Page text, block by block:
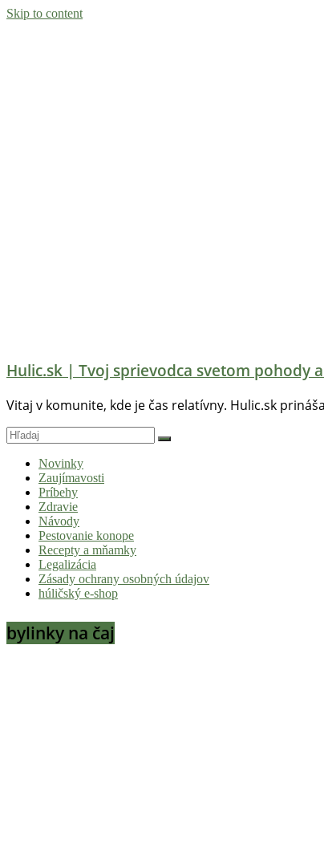
Skip to content
Hulic.sk | Tvoj sprievodca svetom pohody
Vitaj v komunite, kde je čas relatívny. Hulic.sk
Novinky
Zaujímavosti
Príbehy
Zdravie
Návody
Pestovanie konope
Recepty a mňamky
Legalizácia
Zásady ochrany osobných údajov
húličský e-shop
bylinky na čaj